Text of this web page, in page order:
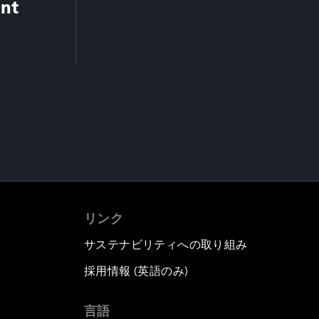
リンク
サステナビリティへの取り組み
採用情報 (英語のみ)
言語